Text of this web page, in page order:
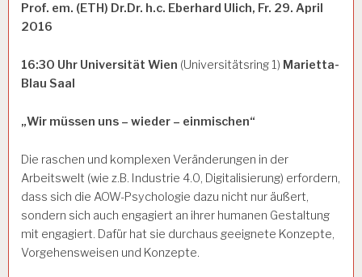
Prof. em. (ETH) Dr.Dr. h.c. Eberhard Ulich, Fr. 29. April
2016
16:30 Uhr Universität Wien (Universitätsring 1) Marietta-
Blau Saal
„Wir müssen uns – wieder – einmischen“
Die raschen und komplexen Veränderungen in der
Arbeitswelt (wie z.B. Industrie 4.0, Digitalisierung) erfordern,
dass sich die AOW-Psychologie dazu nicht nur äußert,
sondern sich auch engagiert an ihrer humanen Gestaltung
mit engagiert. Dafür hat sie durchaus geeignete Konzepte,
Vorgehensweisen und Konzepte.